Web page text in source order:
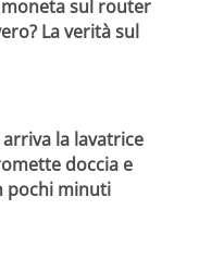
sul router
La verità sul
la lavatrice
doccia e
pochi minuti